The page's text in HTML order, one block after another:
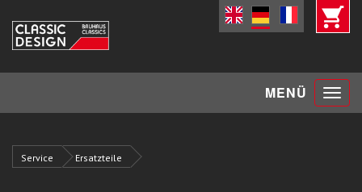
MENÜ Toggle
Service Ersatzteile